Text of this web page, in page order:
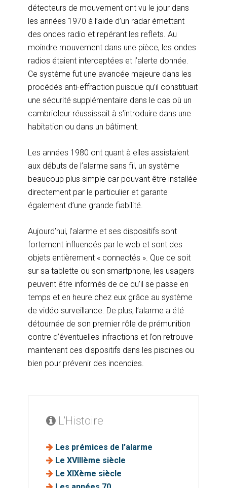
détecteurs de mouvement ont vu le jour dans
les années 1970 à l’aide d’un radar émettant
des ondes radio et repérant les reflets. Au
moindre mouvement dans une pièce, les ondes
radios étaient interceptées et l’alerte donnée.
Ce système fut une avancée majeure dans les
procédés anti-effraction puisque qu’il constituait
une sécurité supplémentaire dans le cas où un
cambrioleur réussissait à s’introduire dans une
habitation ou dans un bâtiment.
Les années 1980 ont quant à elles assistaient
aux débuts de l’alarme sans fil, un système
beaucoup plus simple car pouvant être installée
directement par le particulier et garante
également d’une grande fiabilité.
Aujourd’hui, l’alarme et ses dispositifs sont
fortement influencés par le web et sont des
objets entièrement « connectés ». Que ce soit
sur sa tablette ou son smartphone, les usagers
peuvent être informés de ce qu’il se passe en
temps et en heure chez eux grâce au système
de vidéo surveillance. De plus, l’alarme a été
détournée de son premier rôle de prémunition
contre d’éventuelles infractions et l’on retrouve
maintenant ces dispositifs dans les piscines ou
bien pour prévenir des incendies.
L'Histoire
Les prémices de l’alarme
Le XVIIIème siècle
Le XIXème siècle